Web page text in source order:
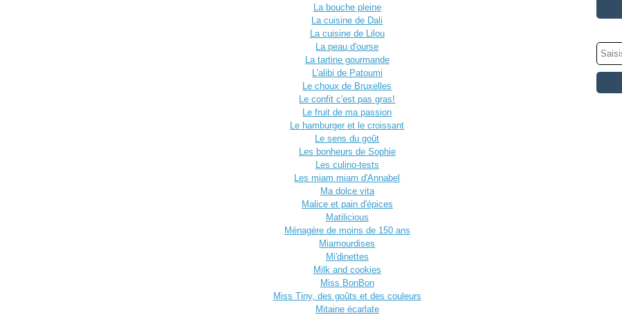
La bouche pleine
La cuisine de Dali
La cuisine de Lilou
La peau d'ourse
La tartine gourmande
L'alibi de Patoumi
Le choux de Bruxelles
Le confit c'est pas gras!
Le fruit de ma passion
Le hamburger et le croissant
Le sens du goût
Les bonheurs de Sophie
Les culino-tests
Les miam miam d'Annabel
Ma dolce vita
Malice et pain d'épices
Matilicious
Ménagère de moins de 150 ans
Miamourdises
Mi'dinettes
Milk and cookies
Miss BonBon
Miss Tiny, des goûts et des couleurs
Mitaine écarlate